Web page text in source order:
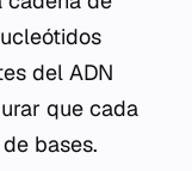
del ADN
que cada
bases.